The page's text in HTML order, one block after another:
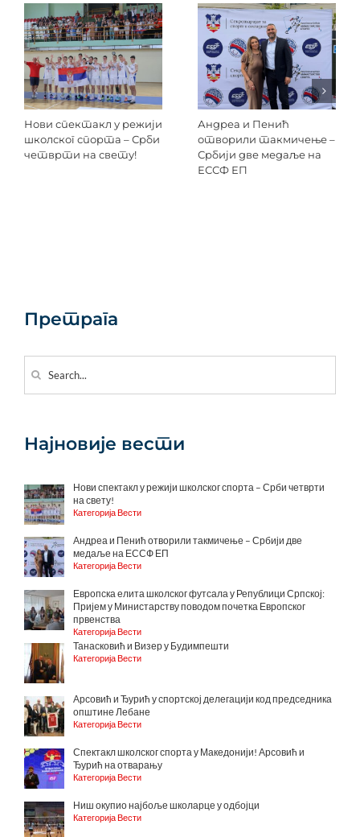
Нови спектакл у режији
школског спорта – Срби
четврти на свету!
Андреа и Пенић
отворили такмичење –
Србији две медаље на
ЕССФ ЕП
Претрага
for:
Најновије вести
Нови спектакл у режији школског спорта – Срби четврти
на свету!
Категорија Вести
Андреа и Пенић отворили такмичење – Србији две
медаље на ЕССФ ЕП
Категорија Вести
Европска елита школског футсала у Републици Српској:
Пријем у Министарству поводом почетка Европског
првенства
Категорија Вести
Танасковић и Визер у Будимпешти
Категорија Вести
Арсовић и Ђурић у спортској делегацији код председника
општине Лебане
Категорија Вести
Спектакл школског спорта у Македонији! Арсовић и
Ђурић на отварању
Категорија Вести
Ниш окупио најбоље школарце у одбојци
Категорија Вести